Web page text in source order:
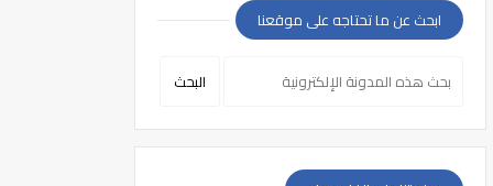
ابحث عن ما تحتاجه على موقعنا